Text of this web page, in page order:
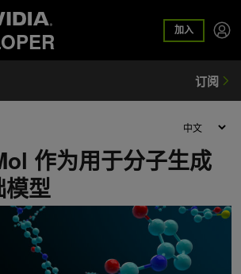
加入
作为用于分子生成
型